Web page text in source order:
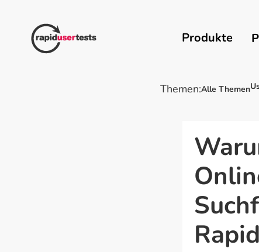
springen
Produkte
Themen:Alle Themen